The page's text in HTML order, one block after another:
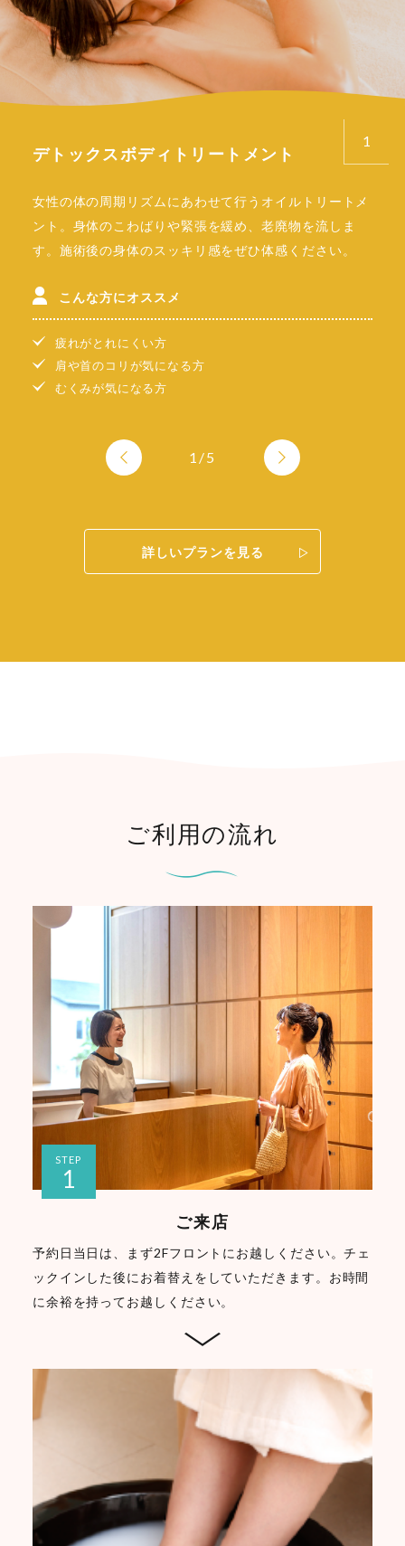
1
デトックスボディトリートメント
女性の体の周期リズムにあわせて行うオイルトリートメ
ント。身体のこわばりや緊張を緩め、老廃物を流しま
す。施術後の身体のスッキリ感をぜひ体感ください。
こんな方にオススメ
疲れがとれにくい方
肩や首のコリが気になる方
むくみが気になる方
1/5
詳しいプランを見る
2
リラクゼーションボディトリートメン
独自に抽出したオリジナルオイルによるリラクゼーショ
ントリートメント。全身の緊張をほぐし、ゆったり心地
す。【70分～】
こんな方にオススメ
心身共にリラックスしたい方へ
2/5
詳しいプランを見る
3
フェイシャル＆デコルテトリートメン
肌にやさしい自社スキンケアアイテムを使用した施術。
肌のくすみや表情じわ、たるみなどにアプローチし、キ
す。【60分～】
こんな方にオススメ
特別な日のスペシャルケアに
4
ホットストーントリートメント
温めた石を使って行うオイルトリートメント。遠赤外線
効果で体を芯から温め、血行やリンパの流れを促進。デ
トックス効果と深いリラックス効果が期待できます。
こんな方にオススメ
体の冷えが気になる方に
詳しいプランを見る
5
クイックボディケア
お着替えなしでお気軽にご利用いただける短時間のボデ
ィケア。豊かな虎杖浜の自然を眺めながら、すっきりリ
フレッシュしていただけます。【30分～】
こんな方にオススメ
はじめの方に
ご利用の流れ
STEP
1
ご来店
予約日当日は、まず2Fフロントにお越しください。チェ
ックインした後にお着替えをしていただきます。お時間
に余裕を持ってお越しください。